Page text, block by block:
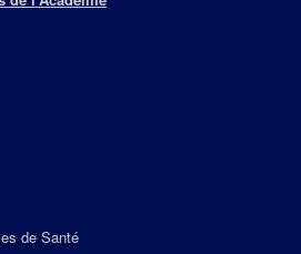
de Santé